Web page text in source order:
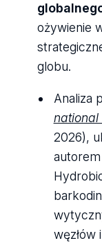
ożywienie
globu.
Analiza
national
2026),
węzłów